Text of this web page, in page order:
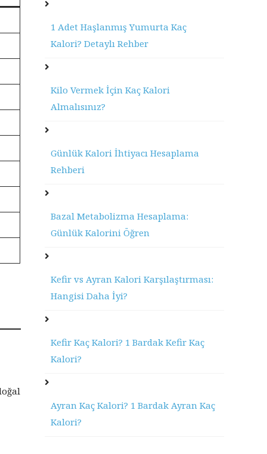
1 Adet Haşlanmış Yumurta Kaç
Kalori? Detaylı Rehber
Kilo Vermek İçin Kaç Kalori
Almalısınız?
Günlük Kalori İhtiyacı Hesaplama
Rehberi
Bazal Metabolizma Hesaplama:
Günlük Kalorini Öğren
Kefir vs Ayran Kalori Karşılaştırması:
Hangisi Daha İyi?
Kefir Kaç Kalori? 1 Bardak Kefir Kaç
Kalori?
Ayran Kaç Kalori? 1 Bardak Ayran Kaç
Kalori?